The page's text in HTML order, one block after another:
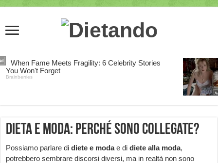
Dieta e moda: perché sono collegate?
Possiamo parlare didiete e modae didiete alla moda,
potrebbero sembrare discorsi diversi, ma in realtà non sono